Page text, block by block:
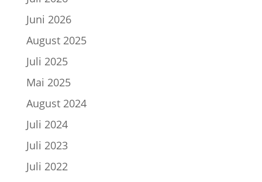
Juni 2026
August 2025
Juli 2025
Mai 2025
August 2024
Juli 2024
Juli 2023
Juli 2022